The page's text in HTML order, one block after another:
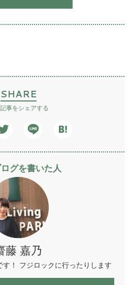
SHARE
事をシェアする
グを書いた人
藤 嘉乃
す！ フジロックに行ったりします